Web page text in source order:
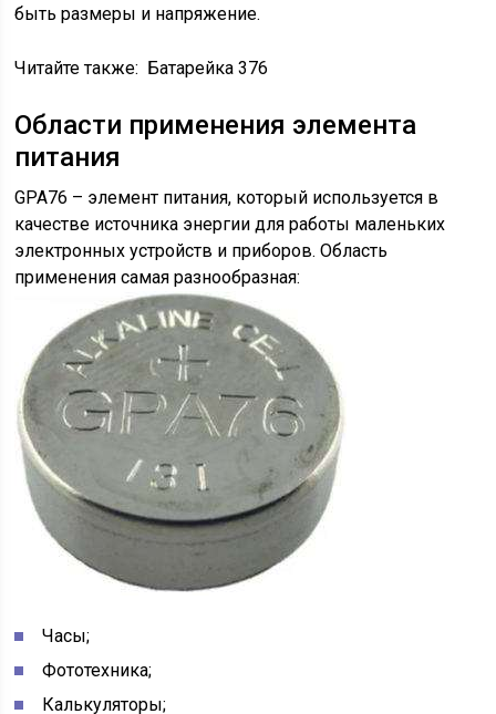
быть размеры и напряжение.
Читайте также: Батарейка 376
Области применения элемента
питания
GPA76 – элемент питания, который используется в
качестве источника энергии для работы маленьких
электронных устройств и приборов. Область
применения самая разнообразная:
Часы;
Фототехника;
Калькуляторы;